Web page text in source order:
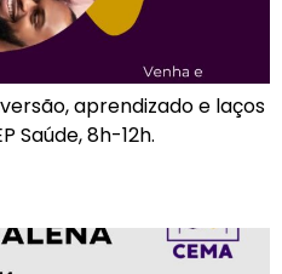
aprendizado e laços
Saúde, 8h-12h.